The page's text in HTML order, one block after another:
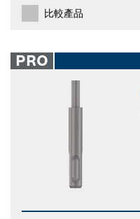
比較產品
PRO